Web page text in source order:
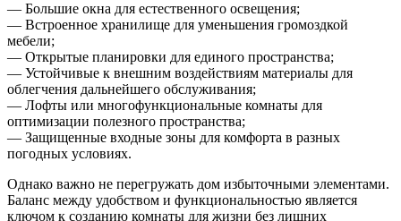
— Большие окна для естественного освещения;
— Встроенное хранилище для уменьшения громоздкой
мебели;
— Открытые планировки для единого пространства;
— Устойчивые к внешним воздействиям материалы для
облегчения дальнейшего обслуживания;
— Лофты или многофункциональные комнаты для
оптимизации полезного пространства;
— Защищенные входные зоны для комфорта в разных
погодных условиях.
Однако важно не перегружать дом избыточными элементами.
Баланс между удобством и функциональностью является
ключом к созданию комнаты для жизни без лишних